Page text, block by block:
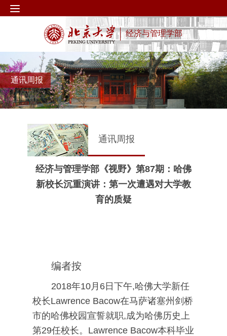
经济与管理学部
通讯周报
通讯周报
经济与管理学部《视野》第87期：哈佛
新校长沉重演讲：第一次遭遇对大学教
育的质疑
编者按
2018年10月6日下午,哈佛大学新任
校长Lawrence Bacow在马萨诸塞州剑桥
市的哈佛校园宣誓就职,成为哈佛历史上
第29任校长。Lawrence Bacow本科毕业